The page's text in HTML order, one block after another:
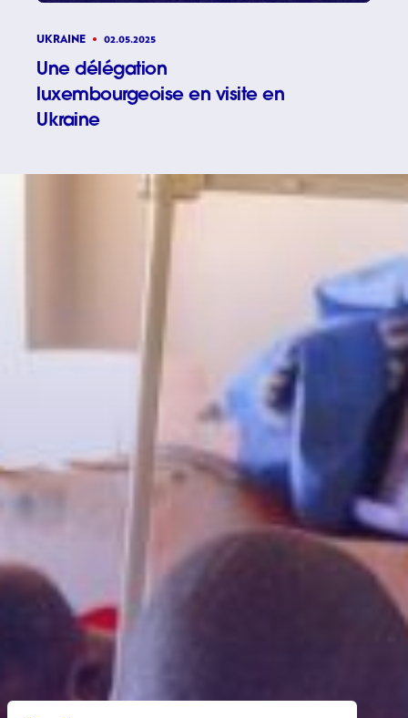
UKRAINE 02.05.2025
Une délégation
luxembourgeoise en visite en
Ukraine